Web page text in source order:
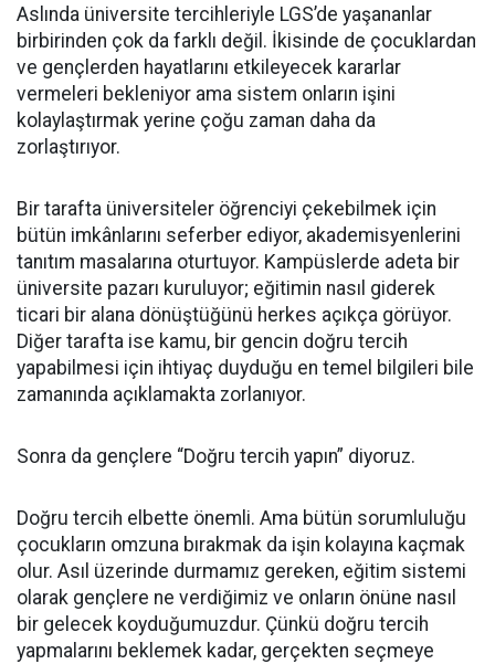
Aslında üniversite tercihleriyle LGS’de yaşananlar
birbirinden çok da farklı değil. İkisinde de çocuklardan
ve gençlerden hayatlarını etkileyecek kararlar
vermeleri bekleniyor ama sistem onların işini
kolaylaştırmak yerine çoğu zaman daha da
zorlaştırıyor.
Bir tarafta üniversiteler öğrenciyi çekebilmek için
bütün imkânlarını seferber ediyor, akademisyenlerini
tanıtım masalarına oturtuyor. Kampüslerde adeta bir
üniversite pazarı kuruluyor; eğitimin nasıl giderek
ticari bir alana dönüştüğünü herkes açıkça görüyor.
Diğer tarafta ise kamu, bir gencin doğru tercih
yapabilmesi için ihtiyaç duyduğu en temel bilgileri bile
zamanında açıklamakta zorlanıyor.
Sonra da gençlere “Doğru tercih yapın” diyoruz.
Doğru tercih elbette önemli. Ama bütün sorumluluğu
çocukların omzuna bırakmak da işin kolayına kaçmak
olur. Asıl üzerinde durmamız gereken, eğitim sistemi
olarak gençlere ne verdiğimiz ve onların önüne nasıl
bir gelecek koyduğumuzdur. Çünkü doğru tercih
yapmalarını beklemek kadar, gerçekten seçmeye